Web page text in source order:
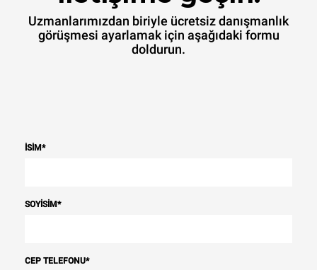
Uzmanlarımızdan biriyle ücretsiz danışmanlık
görüşmesi ayarlamak için aşağıdaki formu
doldurun.
İSIM*
SOYISIM*
CEP TELEFONU*